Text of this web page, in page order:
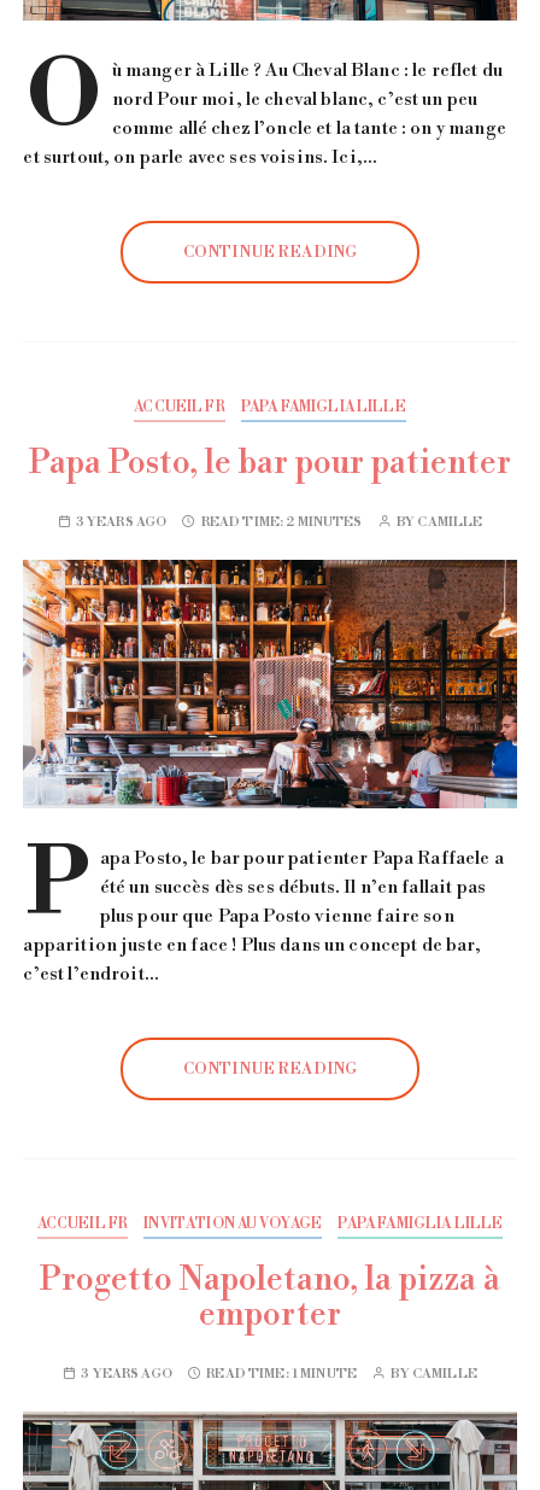
O
ù manger à Lille ? Au Cheval Blanc : le reflet du
nord Pour moi, le cheval blanc, c’est un peu
comme allé chez l’oncle et la tante : on y mange
et surtout, on parle avec ses voisins. Ici,…
CONTINUE READING
ACCUEIL FR PAPA FAMIGLIA LILLE
Papa Posto, le bar pour patienter
3 YEARS AGO READ TIME: 2 MINUTES BY CAMILLE
P apa Posto, le bar pour patienter Papa Raffaele a
été un succès dès ses débuts. Il n’en fallait pas
plus pour que Papa Posto vienne faire son
apparition juste en face ! Plus dans un concept de bar,
c’est l’endroit…
CONTINUE READING
ACCUEIL FR INVITATION AU VOYAGE PAPA FAMIGLIA LILLE
Progetto Napoletano, la pizza à
emporter
3 YEARS AGO READ TIME:1 MINUTE BY CAMILLE